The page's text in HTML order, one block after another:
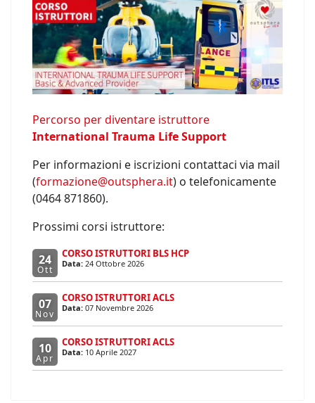
Percorso per diventare istruttore
International Trauma Life Support
Per informazioni e iscrizioni contattaci via mail
(formazione@outsphera.it) o telefonicamente
(0464 871860).
Prossimi corsi istruttore:
24
Ott
CORSO ISTRUTTORI BLS HCP
Data: 24 Ottobre 2026
07
Nov
CORSO ISTRUTTORI ACLS
Data: 07 Novembre 2026
10
Apr
CORSO ISTRUTTORI ACLS
Data: 10 Aprile 2027